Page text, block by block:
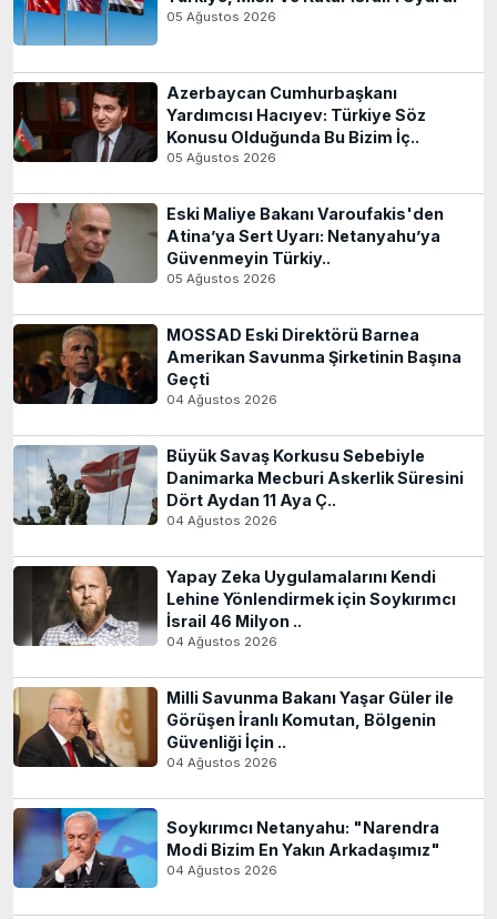
05 Ağustos 2026
Azerbaycan Cumhurbaşkanı
Yardımcısı Hacıyev: Türkiye Söz
Konusu Olduğunda Bu Bizim İç..
05 Ağustos 2026
Eski Maliye Bakanı Varoufakis'den
Atina’ya Sert Uyarı: Netanyahu’ya
Güvenmeyin Türkiy..
05 Ağustos 2026
MOSSAD Eski Direktörü Barnea
Amerikan Savunma Şirketinin Başına
Geçti
04 Ağustos 2026
Büyük Savaş Korkusu Sebebiyle
Danimarka Mecburi Askerlik Süresini
Dört Aydan 11 Aya Ç..
04 Ağustos 2026
Yapay Zeka Uygulamalarını Kendi
Lehine Yönlendirmek için Soykırımcı
İsrail 46 Milyon ..
04 Ağustos 2026
Milli Savunma Bakanı Yaşar Güler ile
Görüşen İranlı Komutan, Bölgenin
Güvenliği İçin ..
04 Ağustos 2026
Soykırımcı Netanyahu: "Narendra
Modi Bizim En Yakın Arkadaşımız"
04 Ağustos 2026